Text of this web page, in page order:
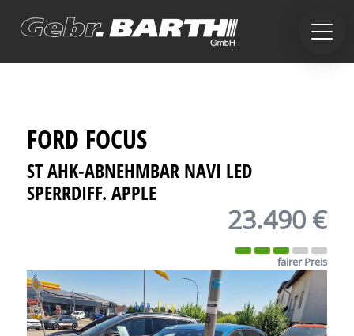
FORD FOCUS
ST AHK-ABNEHMBAR NAVI LED
SPERRDIFF. APPLE
23.490 €
fairer Preis